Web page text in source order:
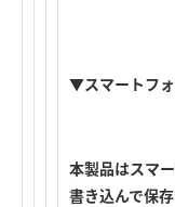
▼スマートフォ
本製品はスマ
書き込んで保